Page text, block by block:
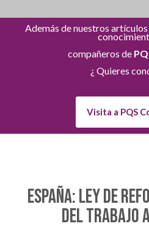
Además de nuestros
compañeros de
¿ Quieres
Visita a PQS
ESPAÑA: Ley de
del trabajo